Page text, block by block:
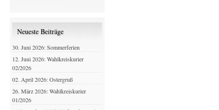
Neueste Beiträge
30. Juni 2026: Sommerferien
12. Juni 2026: Wahlkreiskurier
02/2026
02. April 2026: Ostergruß
26. März 2026: Wahlkreiskurier
01/2026